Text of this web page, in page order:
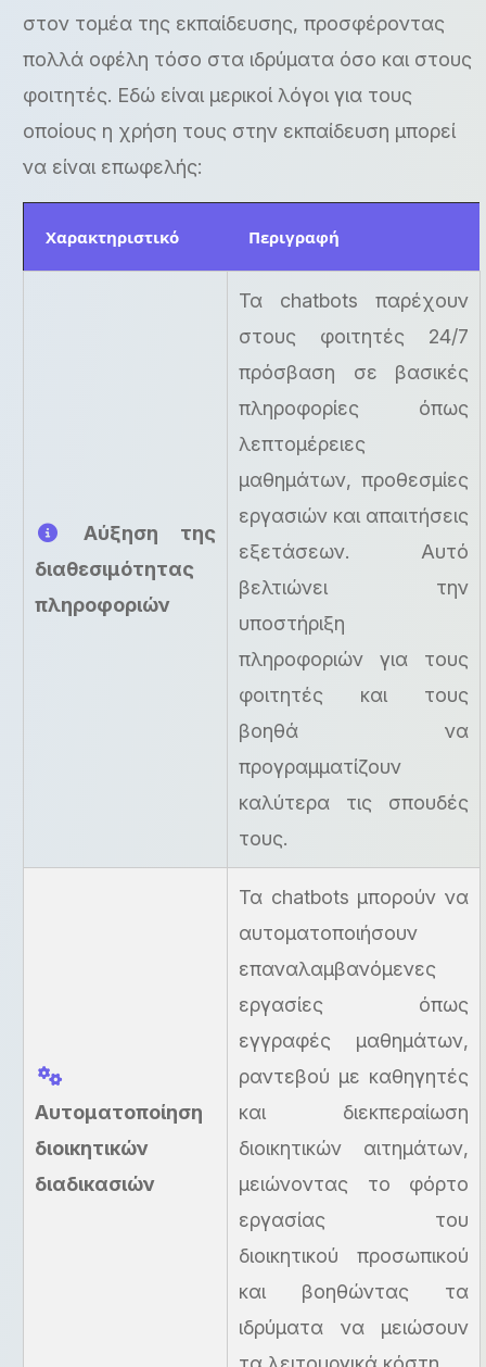
στον τομέα της εκπαίδευσης, προσφέροντας
πολλά οφέλη τόσο στα ιδρύματα όσο και στους
φοιτητές. Εδώ είναι μερικοί λόγοι για τους
οποίους η χρήση τους στην εκπαίδευση μπορεί
να είναι επωφελής:
Χαρακτηριστικό Περιγραφή
Αύξηση της
διαθεσιμότητας
πληροφοριών
Τα chatbots παρέχουν
στους φοιτητές 24/7
πρόσβαση σε βασικές
πληροφορίες όπως
λεπτομέρειες
μαθημάτων, προθεσμίες
εργασιών και απαιτήσεις
εξετάσεων. Αυτό
βελτιώνει την
υποστήριξη
πληροφοριών για τους
φοιτητές και τους
βοηθά να
προγραμματίζουν
καλύτερα τις σπουδές
τους.
Αυτοματοποίηση
διοικητικών
διαδικασιών
Τα chatbots μπορούν να
αυτοματοποιήσουν
επαναλαμβανόμενες
εργασίες όπως
εγγραφές μαθημάτων,
ραντεβού με καθηγητές
και διεκπεραίωση
διοικητικών αιτημάτων,
μειώνοντας το φόρτο
εργασίας του
διοικητικού προσωπικού
και βοηθώντας τα
ιδρύματα να μειώσουν